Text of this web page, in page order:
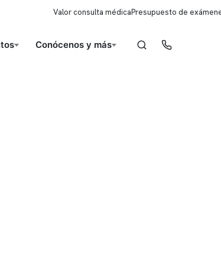
Valor consulta médicaPresupuesto de
Conócenos y más